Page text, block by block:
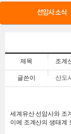
제목 조계
글쓴이 산도
세계유산 선암사와 조
이에 조계산의 생태계